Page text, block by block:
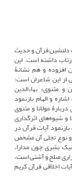
دلنشین قرآن و حدیث
داشته است. این
و هم نشانۀ
این شاعران است؛
و مثنوی» بهاءالدین
و الهام بازنمود
مولانا و مثنوی
شیوه‌های اثرگذاری
آیات قرآن در
و نوع تجلی آن مشخص
بشری چون مدارا،
صلح و آشتی است،
اخلاقی قرآن کریم